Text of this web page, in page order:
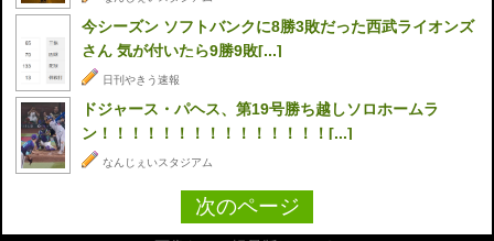
今シーズン ソフトバンクに8勝3敗だった西武ライオンズ
さん 気が付いたら9勝9敗[...]
日刊やきう速報
ドジャース・パヘス、第19号勝ち越しソロホームラ
ン！！！！！！！！！！！！！！！[...]
なんじぇいスタジアム
次のページ